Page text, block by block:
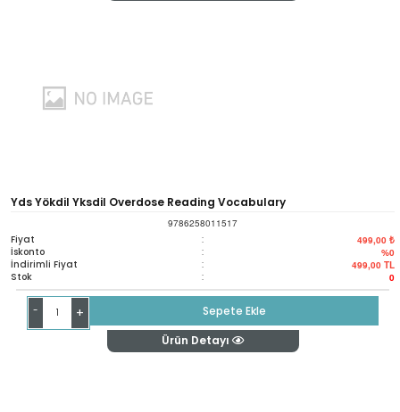
Yds Yökdil Yksdil Overdose Reading Vocabulary
9786258011517
Fiyat : 499,00 ₺
İskonto : %0
İndirimli Fiyat : 499,00 TL
Stok : 0
- +
Sepete Ekle
Ürün Detayı